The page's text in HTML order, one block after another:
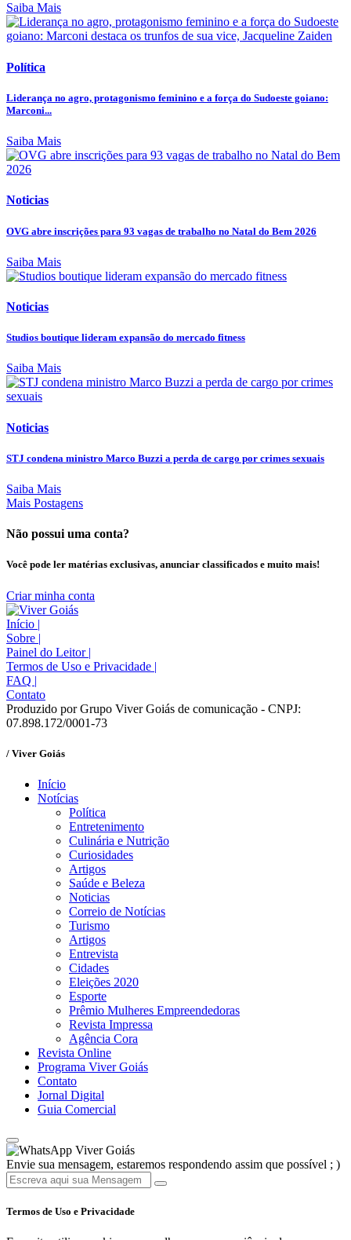
Saiba Mais
Política
Liderança no agro, protagonismo feminino e a força do Sudoeste goiano:
Marconi...
Saiba Mais
Noticias
OVG abre inscrições para 93 vagas de trabalho no Natal do Bem 2026
Saiba Mais
Noticias
Studios boutique lideram expansão do mercado fitness
Saiba Mais
Noticias
STJ condena ministro Marco Buzzi a perda de cargo por crimes sexuais
Saiba Mais
Mais Postagens
Não possui uma conta?
Você pode ler matérias exclusivas, anunciar classificados e muito mais!
Criar minha conta
Início |
Sobre |
Painel do Leitor |
Termos de Uso e Privacidade |
FAQ |
Contato
Produzido por Grupo Viver Goiás de comunicação - CNPJ:
07.898.172/0001-73
/ Viver Goiás
Início
Notícias
Política
Entretenimento
Culinária e Nutrição
Curiosidades
Artigos
Saúde e Beleza
Noticias
Correio de Notícias
Turismo
Artigos
Entrevista
Cidades
Eleições 2020
Esporte
Prêmio Mulheres Empreendedoras
Revista Impressa
Agência Cora
Revista Online
Programa Viver Goiás
Contato
Jornal Digital
Guia Comercial
Viver Goiás
Envie sua mensagem, estaremos respondendo assim que possível ; )
Termos de Uso e Privacidade